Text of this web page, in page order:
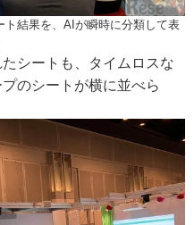
結果を、AIが瞬時に分類して表
シートも、タイムロスな
のシートが横に並べら